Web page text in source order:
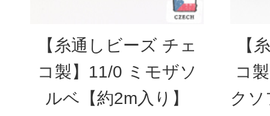
【糸通しビーズ チェ
コ製】11/0 ミモザソ
ルベ【約2m入り】
【
コ
ク